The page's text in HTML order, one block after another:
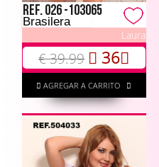
Ref. 026 -103065
Brasilera
Laura
€ 39.99 36
AGREGAR A CARRITO